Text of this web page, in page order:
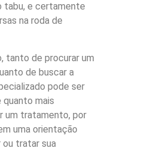
tabu, e certamente
na roda de
tanto de procurar um
de buscar a
pode ser
quanto mais
um tratamento, por
uma orientação
tratar sua